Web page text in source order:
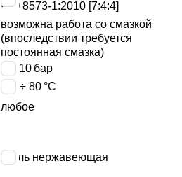
ISO 8573-1:2010 [7:4:4]
возможна работа со смазкой
(впоследствии требуется
постоянная смазка)
1 ÷ 10 бар
-20 ÷ 80 °C
любое
сталь нержавеющая